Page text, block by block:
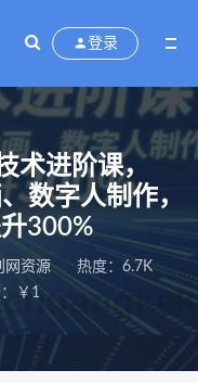
登录
术进阶课，
数字人制作，
300%
网资源
热度：6.7K
￥1